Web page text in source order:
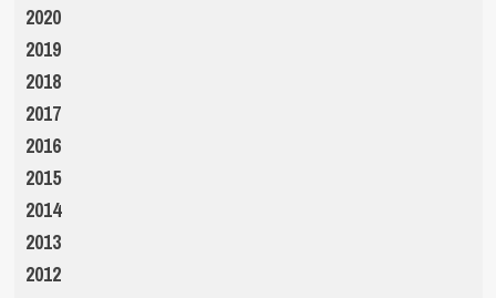
2020
2019
2018
2017
2016
2015
2014
2013
2012